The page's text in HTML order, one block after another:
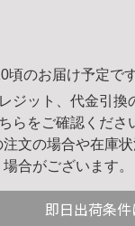
頃のお届け予定です
ジット、代金引換
ら をご確認くださ
文の場合や在庫
合がございます。
即日出荷条